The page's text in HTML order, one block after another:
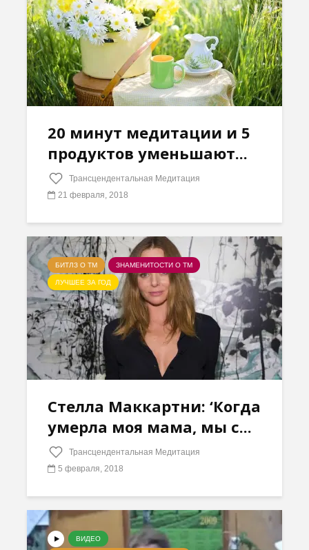
20 минут медитации и 5
продуктов уменьшают...
Трансцендентальная Медитация
21 февраля, 2018
БИТЛЗ О ТМ ЗНАМЕНИТОСТИ О ТМ
ЛУЧШЕЕ ЗА ГОД
Стелла Маккартни: ‘Когда
умерла моя мама, мы с...
Трансцендентальная Медитация
5 февраля, 2018
ВИДЕО